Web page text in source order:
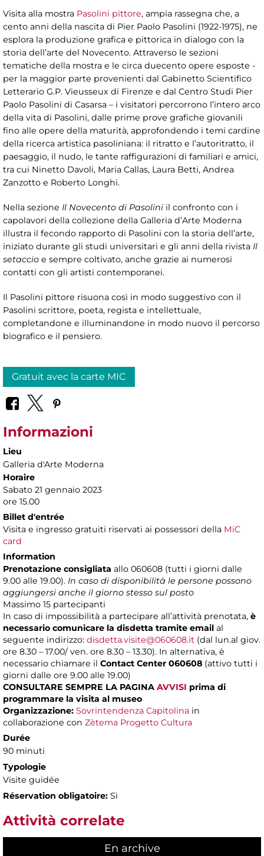
Visita alla mostra Pasolini pittore, ampia rassegna che, a
cento anni della nascita di Pier Paolo Pasolini (1922-1975), ne
esplora la produzione grafica e pittorica in dialogo con la
storia dell’arte del Novecento. Attraverso le sezioni
tematiche della mostra e le circa duecento opere esposte -
per la maggior parte provenienti dal Gabinetto Scientifico
Letterario G.P. Vieusseux di Firenze e dal Centro Studi Pier
Paolo Pasolini di Casarsa – i visitatori percorrono l’intero arco
della vita di Pasolini, dalle prime prove grafiche giovanili
fino alle opere della maturità, approfondendo i temi cardine
della ricerca artistica pasoliniana: il ritratto e l’autoritratto, il
paesaggio, il nudo, le tante raffigurazioni di familiari e amici,
tra cui Ninetto Davoli, Maria Callas, Laura Betti, Andrea
Zanzotto e Roberto Longhi.
Nella sezione Il Novecento di Pasolini il confronto con i
capolavori della collezione della Galleria d’Arte Moderna
illustra il fecondo rapporto di Pasolini con la storia dell’arte,
iniziato durante gli studi universitari e gli anni della rivista Il
setaccio e sempre coltivato, anche grazie ai numerosi
contatti con gli artisti contemporanei.
Il Pasolini pittore risuona così in modo suggestivo con il
Pasolini scrittore, poeta, regista e intellettuale,
completandone e illuminandone in modo nuovo il percorso
biografico e il pensiero.
Gratuit avec la carte MIC
Informazioni
Lieu
Galleria d'Arte Moderna
Horaire
Sabato 21 gennaio 2023
ore 15.00
Billet d'entrée
Visita e ingresso gratuiti riservati ai possessori della MiC
card
Information
Prenotazione consigliata allo 060608 (tutti i giorni dalle
9.00 alle 19.00). In caso di disponibilità le persone possono
aggiungersi anche il giorno stesso sul posto
Massimo 15 partecipanti
In caso di impossibilità a partecipare all’attività prenotata, è
necessario comunicare la disdetta tramite email al
seguente indirizzo: disdetta.visite@060608.it (dal lun.al giov.
ore 8.30 – 17.00/ ven. ore 8.30 – 13.30). In alternativa, è
necessario chiamare il Contact Center 060608 (attivo tutti i
giorni dalle ore 9.00 alle 19.00)
CONSULTARE SEMPRE LA PAGINA AVVISI prima di
programmare la visita al museo
Organizzazione: Sovrintendenza Capitolina in
collaborazione con Zètema Progetto Cultura
Durée
90 minuti
Typologie
Visite guidée
Réservation obligatoire: Sì
Attività correlate
En archive